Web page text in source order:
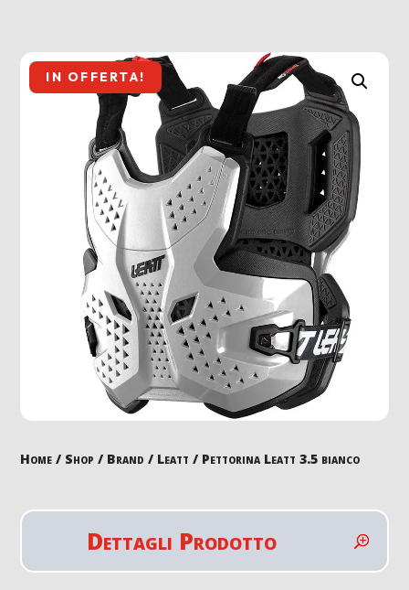
IN OFFERTA!
Home / Shop / Brand / Leatt / Pettorina Leatt 3.5 bianco
Dettagli Prodotto